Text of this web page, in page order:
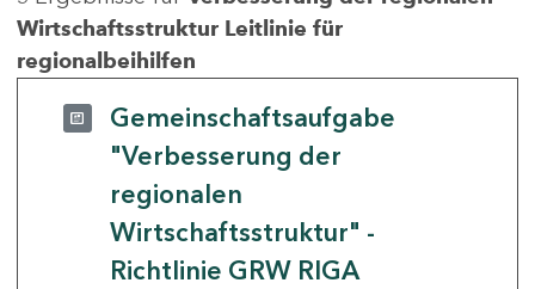
Wirtschaftsstruktur Leitlinie für
regionalbeihilfen
Gemeinschaftsaufgabe
"Verbesserung der
regionalen
Wirtschaftsstruktur" -
Richtlinie GRW RIGA